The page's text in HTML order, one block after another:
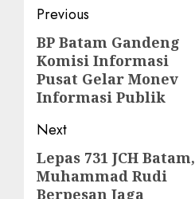
Post
navigation
Previous
Previous
post:
BP Batam Gandeng
Komisi Informasi
Pusat Gelar Monev
Informasi Publik
Next
Next
post:
Lepas 731 JCH Batam,
Muhammad Rudi
Berpesan Jaga